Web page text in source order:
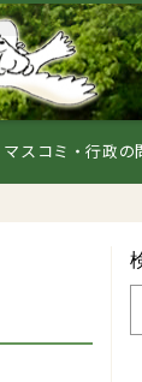
マスコミ・行政の